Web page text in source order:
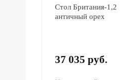
Стол Британия-1,2
античный орех
37 035 руб.